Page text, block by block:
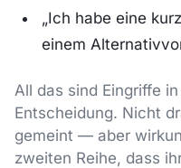
„Ich habe eine
einem
All das sind Eingriffe
Entscheidung. Nicht
gemeint — aber
zweiten Reihe, dass